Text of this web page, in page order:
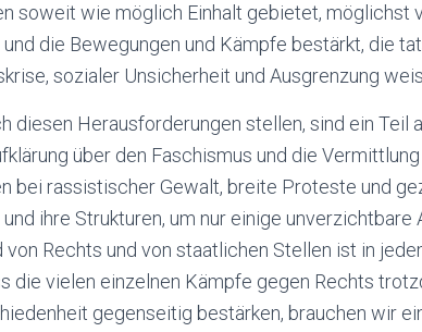
soweit wie möglich Einhalt gebietet, möglichst
die Bewegungen und Kämpfe bestärkt, die
sozialer Unsicherheit und Ausgrenzung
diesen Herausforderungen stellen, sind ein Teil
über den Faschismus und die
bei rassistischer Gewalt, breite Proteste und
ihre Strukturen, um nur einige unverzichtbare
von Rechts und von staatlichen Stellen ist in
die vielen einzelnen Kämpfe gegen Rechts
gegenseitig bestärken, brauchen wir